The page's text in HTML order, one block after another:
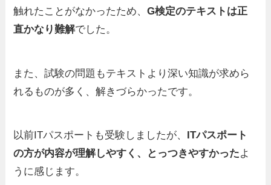
触れたことがなかったため、G検定のテキストは正
直かなり難解でした。
また、試験の問題もテキストより深い知識が求めら
れるものが多く、解きづらかったです。
以前ITパスポートも受験しましたが、
ITパスポート
の方が内容が理解しやすく、とっつきやすかったよ
うに感じます。